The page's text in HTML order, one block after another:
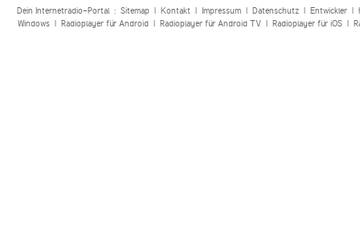
Dein Internetradio-Portal : Sitemap| Kontakt| Impressum| Datenschutz| Entwickler|
Windows| Radioplayer für Android| Radioplayer für Android TV| Radioplayer für iOS|